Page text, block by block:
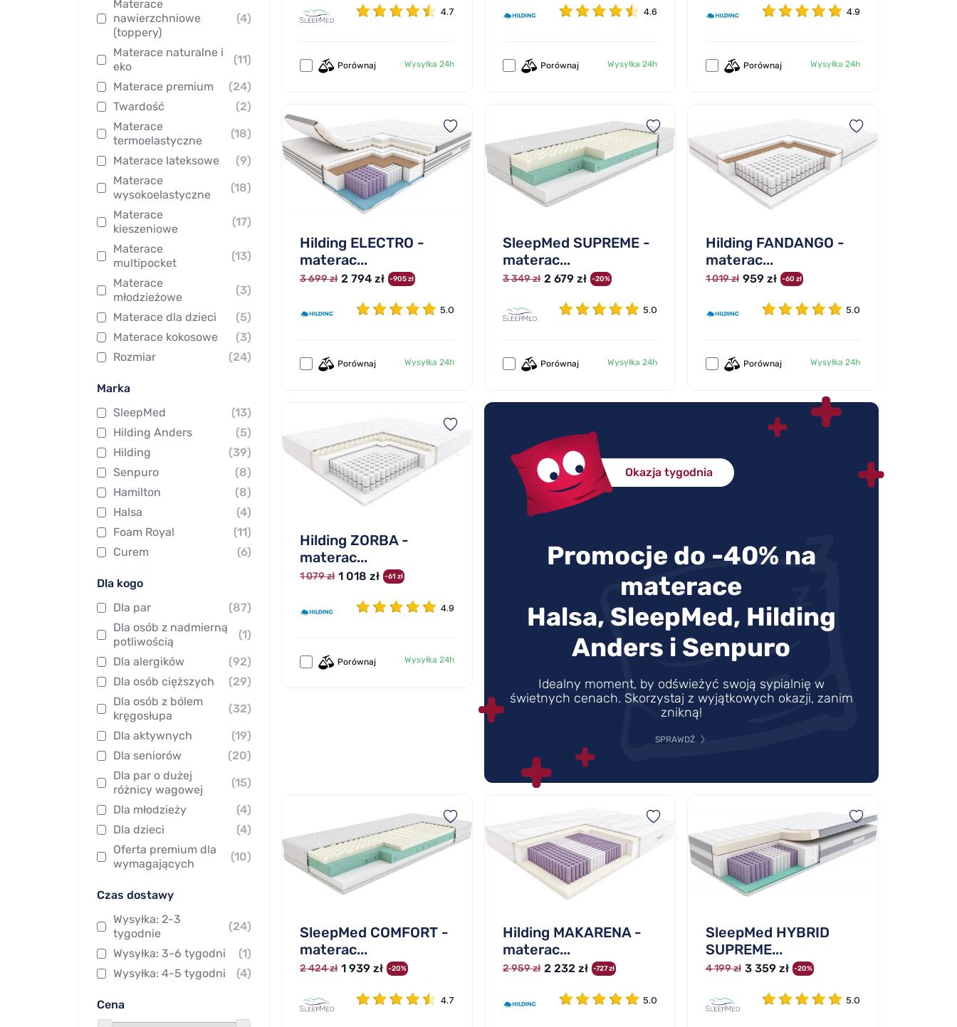
Materace
nawierzchniowe
(toppery)
(4)
Materace naturalne i
eko
(11)
Materace premium
(24)
Twardość
(2)
Materace
termoelastyczne
(18)
Materace lateksowe
(9)
Materace
wysokoelastyczne
(18)
Materace
kieszeniowe
(17)
Materace
multipocket
(13)
Materace
młodzieżowe
(3)
Materace dla dzieci
(5)
Materace kokosowe
(3)
Rozmiar
(24)
Marka
SleepMed
(13)
Hilding Anders
(5)
Hilding
(39)
Senpuro
(8)
Hamilton
(8)
Halsa
(4)
Foam Royal
(11)
Curem
(6)
Dla kogo
Dla par
(87)
Dla osób z nadmierną
potliwością
(1)
Dla alergików
(92)
Dla osób cięższych
(29)
Dla osób z bólem
kręgosłupa
(32)
Dla aktywnych
(19)
Dla seniorów
(20)
Dla par o dużej
różnicy wagowej
(15)
Dla młodzieży
(4)
Dla dzieci
(4)
Oferta premium dla
wymagających
(10)
Czas dostawy
Wysyłka: 2-3
tygodnie
(24)
Wysyłka: 3-6 tygodni
(1)
Wysyłka: 4-5 tygodni
(4)
Cena
4.7
Porównaj Wysyłka 24h
4.6
Porównaj Wysyłka 24h
4.9
Porównaj Wysyłka 24h
Hilding ELECTRO -
materac...
3 699 zł 2 794 zł -905 zł
5.0
Porównaj Wysyłka 24h
SleepMed SUPREME -
materac...
3 349 zł 2 679 zł -20%
5.0
Porównaj Wysyłka 24h
Hilding FANDANGO -
materac...
1 019 zł 959 zł -60 zł
5.0
Porównaj Wysyłka 24h
Hilding ZORBA -
materac...
1 079 zł 1 018 zł -61 zł
4.9
Porównaj Wysyłka 24h
Okazja tygodnia
Promocje do -40% na
materace
Halsa, SleepMed, Hilding
Anders i Senpuro
Idealny moment, by odświeżyć swoją sypialnię w
świetnych cenach. Skorzystaj z wyjątkowych okazji, zanim
znikną!
SPRAWDŹ
SleepMed COMFORT -
materac...
2 424 zł 1 939 zł -20%
4.7
Hilding MAKARENA -
materac...
2 959 zł 2 232 zł -727 zł
5.0
SleepMed HYBRID
SUPREME...
4 199 zł 3 359 zł -20%
5.0